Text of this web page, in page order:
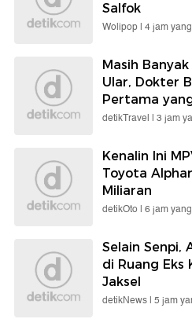
Salfok
Wolipop | 4 jam
Masih
Ular, Dokter
Pertama
detikTravel | 3 jam
Kenalin Ini
Toyota
Miliaran
detikOto | 6 jam
Selain Senpi,
di Ruang Eks
Jaksel
detikNews | 5 jam